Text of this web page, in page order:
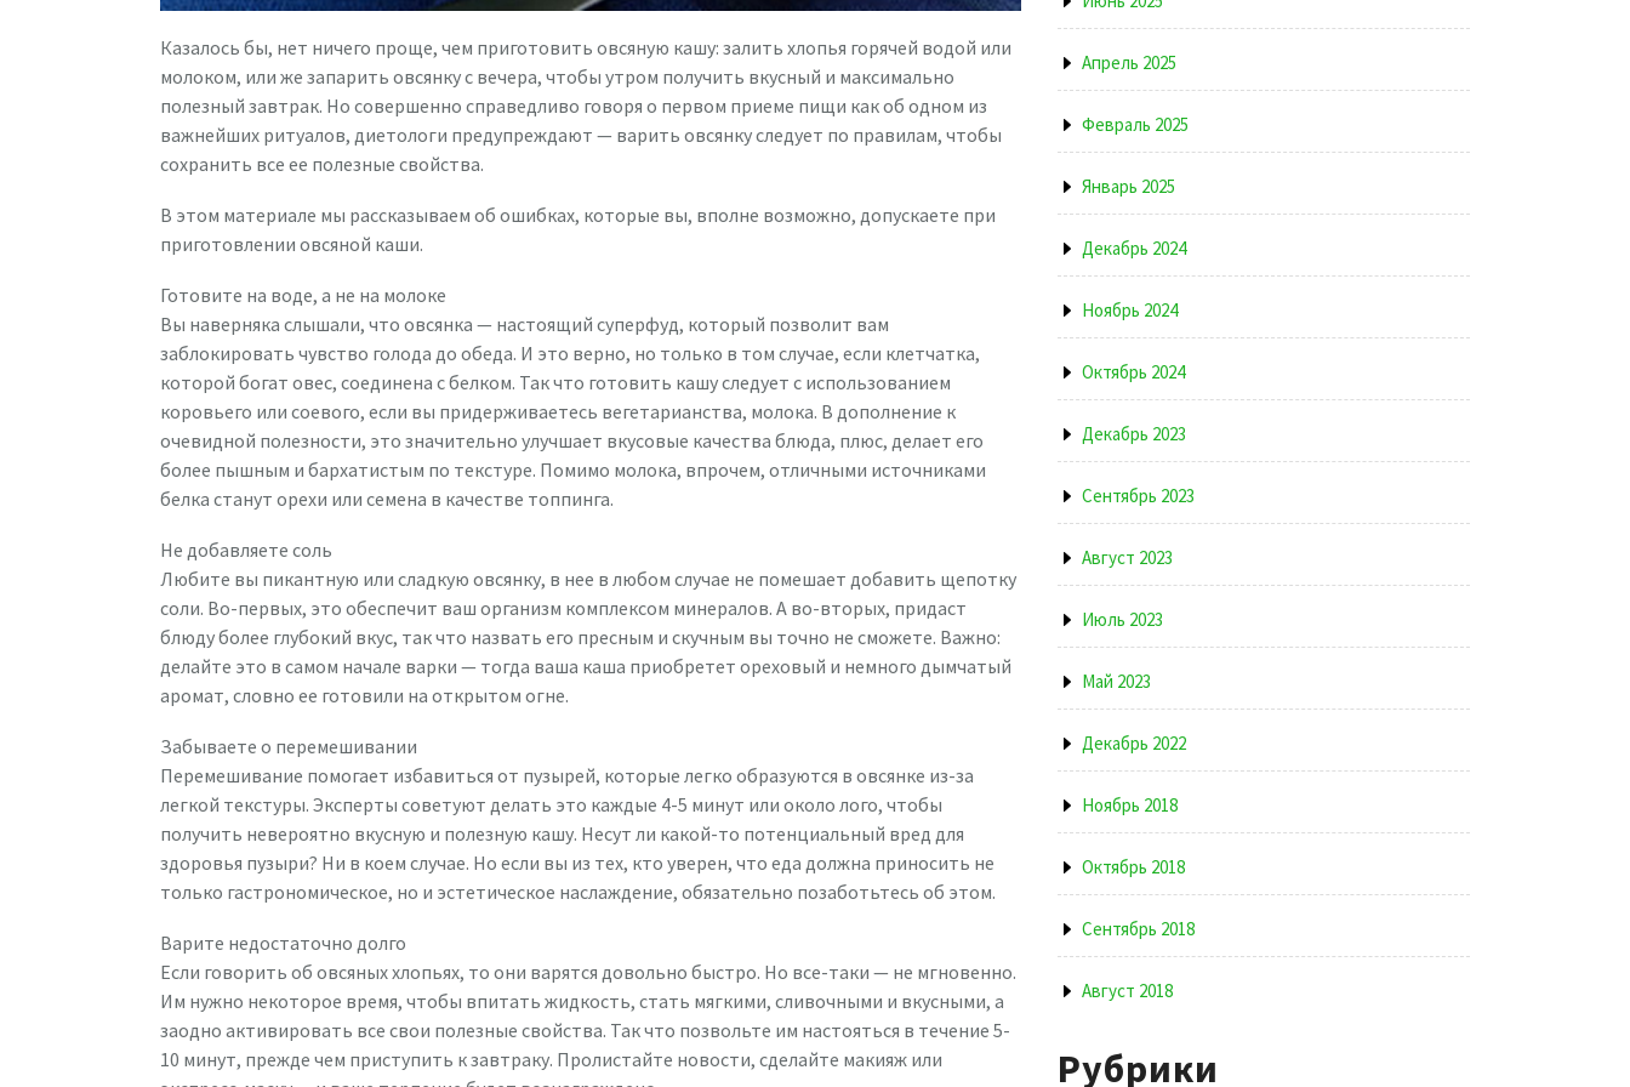
Казалось бы, нет ничего проще, чем приготовить овсяную кашу: залить хлопья горячей водой или
молоком, или же запарить овсянку с вечера, чтобы утром получить вкусный и максимально
полезный завтрак. Но совершенно справедливо говоря о первом приеме пищи как об одном из
важнейших ритуалов, диетологи предупреждают — варить овсянку следует по правилам, чтобы
сохранить все ее полезные свойства.
В этом материале мы рассказываем об ошибках, которые вы, вполне возможно, допускаете при
приготовлении овсяной каши.
Готовите на воде, а не на молоке
Вы наверняка слышали, что овсянка — настоящий суперфуд, который позволит вам
заблокировать чувство голода до обеда. И это верно, но только в том случае, если клетчатка,
которой богат овес, соединена с белком. Так что готовить кашу следует с использованием
коровьего или соевого, если вы придерживаетесь вегетарианства, молока. В дополнение к
очевидной полезности, это значительно улучшает вкусовые качества блюда, плюс, делает его
более пышным и бархатистым по текстуре. Помимо молока, впрочем, отличными источниками
белка станут орехи или семена в качестве топпинга.
Не добавляете соль
Любите вы пикантную или сладкую овсянку, в нее в любом случае не помешает добавить щепотку
соли. Во-первых, это обеспечит ваш организм комплексом минералов. А во-вторых, придаст
блюду более глубокий вкус, так что назвать его пресным и скучным вы точно не сможете. Важно:
делайте это в самом начале варки — тогда ваша каша приобретет ореховый и немного дымчатый
аромат, словно ее готовили на открытом огне.
Забываете о перемешивании
Перемешивание помогает избавиться от пузырей, которые легко образуются в овсянке из-за
легкой текстуры. Эксперты советуют делать это каждые 4-5 минут или около лого, чтобы
получить невероятно вкусную и полезную кашу. Несут ли какой-то потенциальный вред для
здоровья пузыри? Ни в коем случае. Но если вы из тех, кто уверен, что еда должна приносить не
только гастрономическое, но и эстетическое наслаждение, обязательно позаботьтесь об этом.
Варите недостаточно долго
Если говорить об овсяных хлопьях, то они варятся довольно быстро. Но все-таки — не мгновенно.
Им нужно некоторое время, чтобы впитать жидкость, стать мягкими, сливочными и вкусными, а
заодно активировать все свои полезные свойства. Так что позвольте им настояться в течение 5-
10 минут, прежде чем приступить к завтраку. Пролистайте новости, сделайте макияж или
Апрель 2025
Февраль 2025
Январь 2025
Декабрь 2024
Ноябрь 2024
Октябрь 2024
Декабрь 2023
Сентябрь 2023
Август 2023
Июль 2023
Май 2023
Декабрь 2022
Ноябрь 2018
Октябрь 2018
Сентябрь 2018
Август 2018
Рубрики